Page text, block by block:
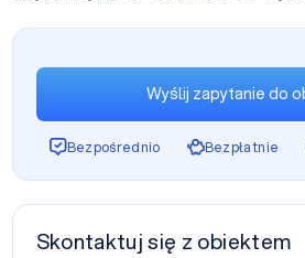
Wyślij zapytanie do
Bezpośrednio Bezpłatnie
Skontaktuj się z obiektem